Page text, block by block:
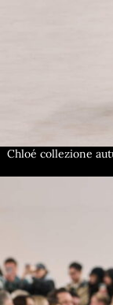
Chloé collezione